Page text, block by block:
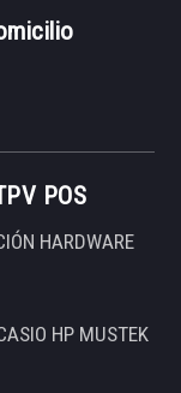
POS
HARDWARE
HP MUSTEK